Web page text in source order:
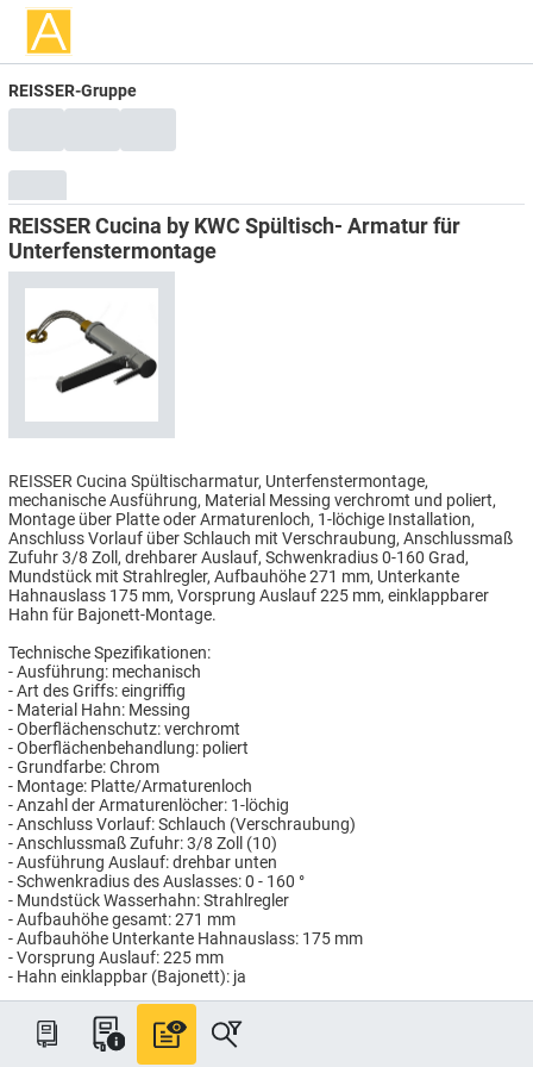
REISSER-Gruppe
REISSER Cucina by KWC Spültisch- Armatur für
Unterfenstermontage
REISSER Cucina Spültischarmatur, Unterfenstermontage,
mechanische Ausführung, Material Messing verchromt und poliert,
Montage über Platte oder Armaturenloch, 1-löchige Installation,
Anschluss Vorlauf über Schlauch mit Verschraubung, Anschlussmaß
Zufuhr 3/8 Zoll, drehbarer Auslauf, Schwenkradius 0-160 Grad,
Mundstück mit Strahlregler, Aufbauhöhe 271 mm, Unterkante
Hahnauslass 175 mm, Vorsprung Auslauf 225 mm, einklappbarer
Hahn für Bajonett-Montage.
Technische Spezifikationen:
- Ausführung: mechanisch
- Art des Griffs: eingriffig
- Material Hahn: Messing
- Oberflächenschutz: verchromt
- Oberflächenbehandlung: poliert
- Grundfarbe: Chrom
- Montage: Platte/Armaturenloch
- Anzahl der Armaturenlöcher: 1-löchig
- Anschluss Vorlauf: Schlauch (Verschraubung)
- Anschlussmaß Zufuhr: 3/8 Zoll (10)
- Ausführung Auslauf: drehbar unten
- Schwenkradius des Auslasses: 0 - 160 °
- Mundstück Wasserhahn: Strahlregler
- Aufbauhöhe gesamt: 271 mm
- Aufbauhöhe Unterkante Hahnauslass: 175 mm
- Vorsprung Auslauf: 225 mm
- Hahn einklappbar (Bajonett): ja
Artikelnummer: GD41326